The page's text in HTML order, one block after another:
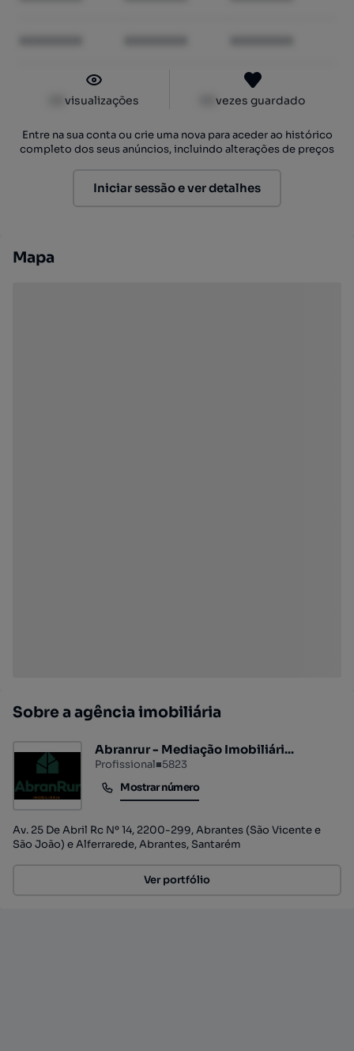
visualizações vezes guardado
Entre na sua conta ou crie uma nova para aceder ao histórico
completo dos seus anúncios, incluindo alterações de preços
Iniciar sessão e ver detalhes
Mapa
Sobre a agência imobiliária
Abranrur - Mediação Imobiliári...
Profissional■5823
Mostrar número
Mostrar número
Av. 25 De Abril Rc Nº 14, 2200-299, Abrantes (São Vicente e
São João) e Alferrarede, Abrantes, Santarém
Ver portfólio